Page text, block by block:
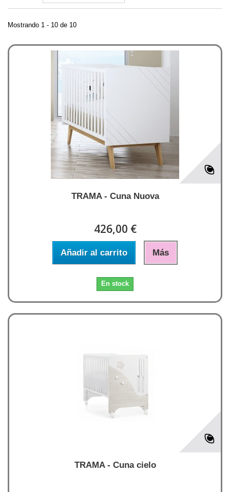
Mostrando 1 - 10 de 10
TRAMA - Cuna Nuova
426,00 €
Añadir al carrito Más
En stock
TRAMA - Cuna cielo